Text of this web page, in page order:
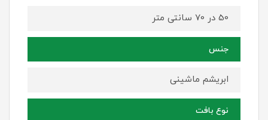
50 در 70 سانتی متر
جنس
ابریشم ماشینی
نوع بافت